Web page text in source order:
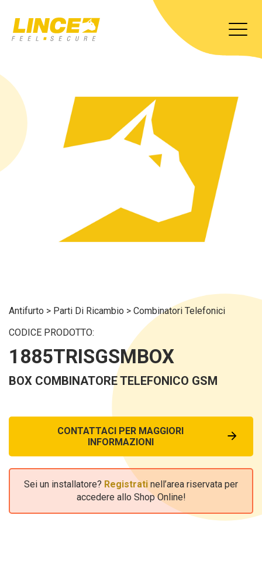
Antifurto > Parti Di Ricambio > Combinatori Telefonici
CODICE PRODOTTO:
1885TRISGSMBOX
BOX COMBINATORE TELEFONICO GSM
CONTATTACI PER MAGGIORI
INFORMAZIONI
Sei un installatore? Registrati nell’area riservata per
accedere allo Shop Online!